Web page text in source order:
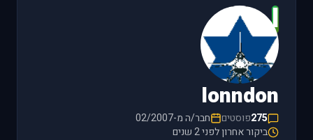
l
lonndon
275פוסטים
חבר/ה מ-02/2007
ביקור אחרון לפני 2 שנים